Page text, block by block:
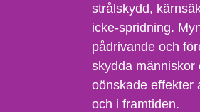
strålskydd,
icke-spridning.
pådrivande och
skydda människor
oönskade effekter
och i framtiden.